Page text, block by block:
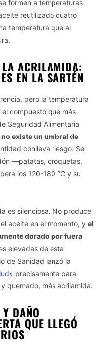
formen a temperaturas
reutilizado cuatro
temperatura que al
ACRILAMIDA:
EN LA SARTÉN
pero la temperatura
el compuesto que más
Seguridad Alimentaria
no existe un umbral de
conlleva riesgo. Se
—patatas, croquetas,
los 120-180 °C y su
es silenciosa. No produce
aceite en el momento, y el
dorado por fuera
elevadas de esta
de Sanidad lanzó la
» precisamente para
quemado, más acrilamida.
DAÑO
QUE LLEGÓ